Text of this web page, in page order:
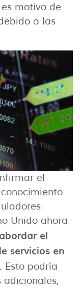
motivo de
a las
el
Unido ahora
el
servicios en
. Esto podría